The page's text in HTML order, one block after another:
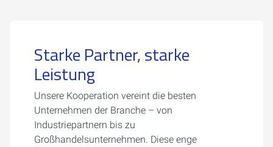
Starke Partner, starke
Leistung
Unsere Kooperation vereint die besten
Unternehmen der Branche – von
Industriepartnern bis zu
Großhandelsunternehmen. Diese enge